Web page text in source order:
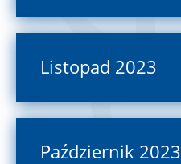
Listopad 2023
Październik 2023